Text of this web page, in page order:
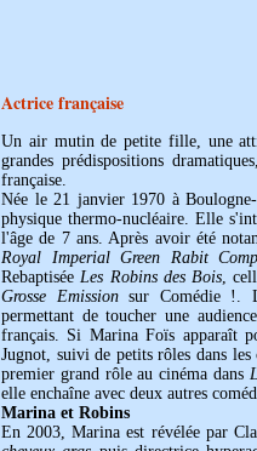
Actrice française
Un air mutin de petite fille, une
grandes prédispositions
française.
Née le 21 janvier 1970 à
physique thermo-nucléaire. Elle
l'âge de 7 ans. Après avoir été
Royal Imperial Green Rabit
RebaptiséeLes Robins des Bois,
Grosse Emissionsur Comédie !.
permettant de toucher une
français. Si Marina Foïs apparaît
Jugnot, suivi de petits rôles dans
premier grand rôle au cinéma dans
elle enchaîne avec deux autres
Marina et Robins
En 2003, Marina est révélée par